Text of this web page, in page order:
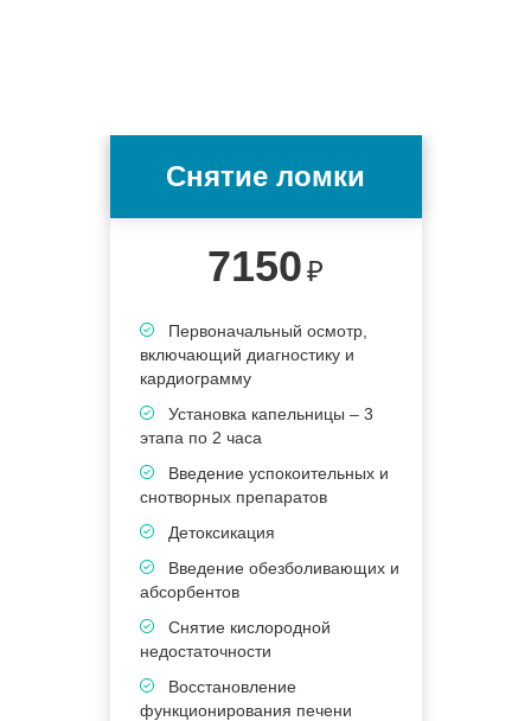
Снятие ломки
7150₽
Первоначальный осмотр,
включающий диагностику и
кардиограмму
Установка капельницы – 3
этапа по 2 часа
Введение успокоительных и
снотворных препаратов
Детоксикация
Введение обезболивающих и
абсорбентов
Снятие кислородной
недостаточности
Восстановление
функционирования печени